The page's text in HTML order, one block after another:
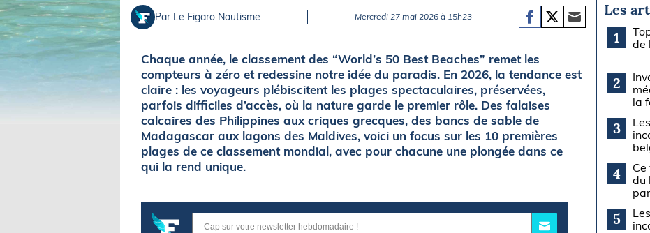
Par Le Figaro Nautisme Mercredi 27 mai 2026 à 15h23
Chaque année, le classement des “World’s 50 Best Beaches” remet les
compteurs à zéro et redessine notre idée du paradis. En 2026, la tendance est
claire : les voyageurs plébiscitent les plages spectaculaires, préservées,
parfois difficiles d’accès, où la nature garde le premier rôle. Des falaises
calcaires des Philippines aux criques grecques, des bancs de sable de
Madagascar aux lagons des Maldives, voici un focus sur les 10 premières
plages de ce classement mondial, avec pour chacune une plongée dans ce
qui la rend unique.
Les
1
de
2
la
3
4
du
5